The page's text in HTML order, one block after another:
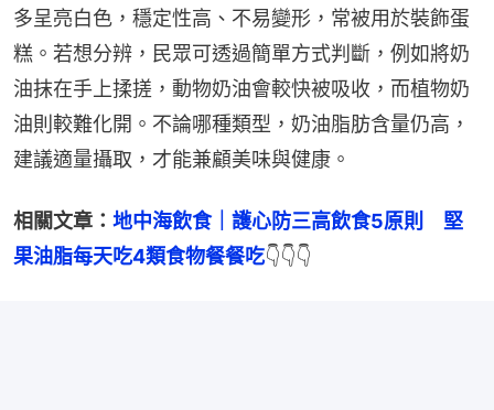
多呈亮白色，穩定性高、不易變形，常被用於裝飾蛋
糕。若想分辨，民眾可透過簡單方式判斷，例如將奶
油抹在手上揉搓，動物奶油會較快被吸收，而植物奶
油則較難化開。不論哪種類型，奶油脂肪含量仍高，
建議適量攝取，才能兼顧美味與健康。
相關文章： 地中海飲食｜護心防三高飲食5原則　堅
果油脂每天吃4類食物餐餐吃👇👇👇